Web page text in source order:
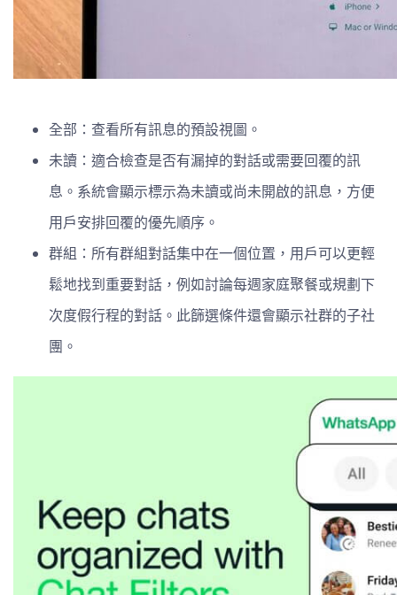
全部：查看所有訊息的預設視圖。
未讀：適合檢查是否有漏掉的對話或需要回覆的訊
息。系統會顯示標示為未讀或尚未開啟的訊息，方便
用戶安排回覆的優先順序。
群組：所有群組對話集中在一個位置，用戶可以更輕
鬆地找到重要對話，例如討論每週家庭聚餐或規劃下
次度假行程的對話。此篩選條件還會顯示社群的子社
團。